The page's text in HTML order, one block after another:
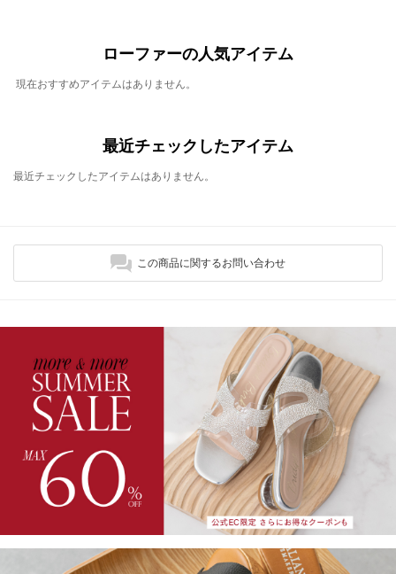
ローファーの人気アイテム
現在おすすめアイテムはありません。
最近チェックしたアイテム
最近チェックしたアイテムはありません。
この商品に関するお問い合わせ